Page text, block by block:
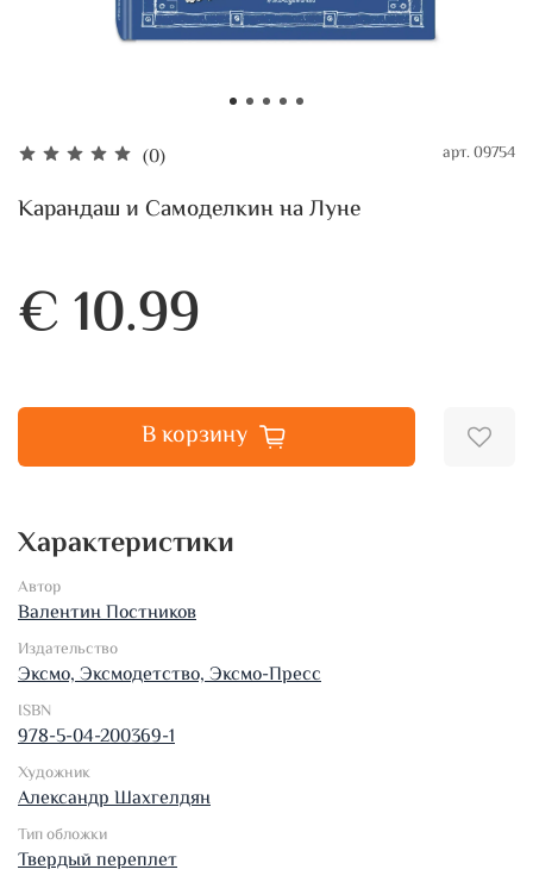
(0) арт.09754
Карандаш и Самоделкин на Луне
€ 10.99
В корзину
Характеристики
Автор
Валентин Постников
Издательство
Эксмо, Эксмодетство, Эксмо-Пресс
ISBN
978-5-04-200369-1
Художник
Александр Шахгелдян
Тип обложки
Твердый переплет